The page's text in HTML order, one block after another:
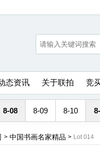
态资讯 关于联拍 竞
8-08 8-09 8-10
> 中国书画名家精品 > Lot 014